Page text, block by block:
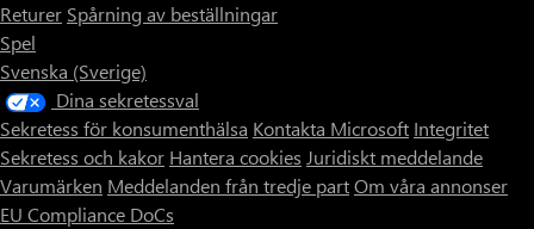
Returer Spårning av beställningar
Spel
Svenska (Sverige)
Dina sekretessval
Sekretess för konsumenthälsa Kontakta Microsoft Integritet
Sekretess och kakor Hantera cookies Juridiskt meddelande
Varumärken Meddelanden från tredje partOm våra annonser
EU Compliance DoCs